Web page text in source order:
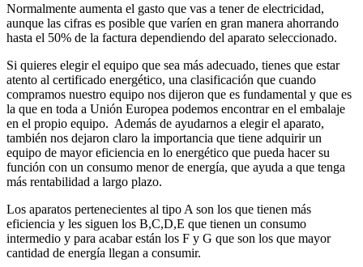
Normalmente aumenta el gasto que vas a tener de electricidad,
aunque las cifras es posible que varíen en gran manera ahorrando
hasta el 50% de la factura dependiendo del aparato seleccionado.
Si quieres elegir el equipo que sea más adecuado, tienes que estar
atento al certificado energético, una clasificación que cuando
compramos nuestro equipo nos dijeron que es fundamental y que es
la que en toda a Unión Europea podemos encontrar en el embalaje
en el propio equipo. Además de ayudarnos a elegir el aparato,
también nos dejaron claro la importancia que tiene adquirir un
equipo de mayor eficiencia en lo energético que pueda hacer su
función con un consumo menor de energía, que ayuda a que tenga
más rentabilidad a largo plazo.
Los aparatos pertenecientes al tipo A son los que tienen más
eficiencia y les siguen los B,C,D,E que tienen un consumo
intermedio y para acabar están los F y G que son los que mayor
cantidad de energía llegan a consumir.